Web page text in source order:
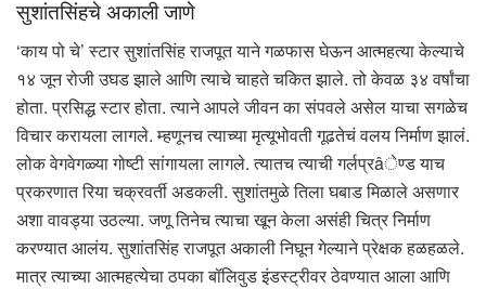
सुशांतसिंहचे अकाली जाणे
‘काय पो चे’ स्टार सुशांतसिंह राजपूत याने गळफास घेऊन आत्महत्या केल्याचे
१४ जून रोजी उघड झाले आणि त्याचे चाहते चकित झाले. तो केवळ ३४ वर्षांचा
होता. प्रसिद्ध स्टार होता. त्याने आपले जीवन का संपवले असेल याचा सगळेच
विचार करायला लागले. म्हणूनच त्याच्या मृत्यूभोवती गूढतेचं वलय निर्माण झालं.
लोक वेगवेगळ्या गोष्टी सांगायला लागले. त्यातच त्याची गर्लप्रâेण्ड याच
प्रकरणात रिया चक्रवर्ती अडकली. सुशांतमुळे तिला घबाड मिळाले असणार
अशा वावड्या उठल्या. जणू तिनेच त्याचा खून केला असंही चित्र निर्माण
करण्यात आलंय. सुशांतसिंह राजपूत अकाली निघून गेल्याने प्रेक्षक हळहळले.
मात्र त्याच्या आत्महत्येचा ठपका बॉलिवुड इंडस्ट्रीवर ठेवण्यात आला आणि